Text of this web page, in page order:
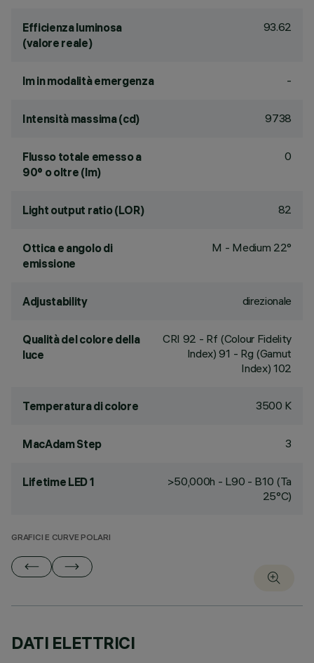
Efficienza luminosa
(valore reale)
93.62
lm in modalità emergenza -
Intensità massima (cd) 9738
Flusso totale emesso a
90° o oltre (lm)
0
Light output ratio (LOR) 82
Ottica e angolo di
emissione
M - Medium 22°
Adjustability direzionale
Qualità del colore della
luce
CRI 92 - Rf (Colour Fidelity
Index) 91 - Rg (Gamut
Index) 102
Temperatura di colore 3500 K
MacAdam Step 3
Lifetime LED 1
>50,000h - L90 - B10 (Ta
25°C)
GRAFICI E CURVE POLARI
DATI ELETTRICI